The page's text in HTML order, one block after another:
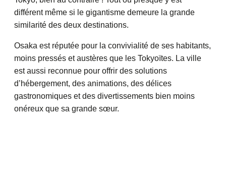
différent même si le gigantisme demeure la grande
similarité des deux destinations.
Osaka est réputée pour la convivialité de ses habitants,
moins pressés et austères que les Tokyoïtes. La ville
est aussi reconnue pour offrir des solutions
d’hébergement, des animations, des délices
gastronomiques et des divertissements bien moins
onéreux que sa grande sœur.